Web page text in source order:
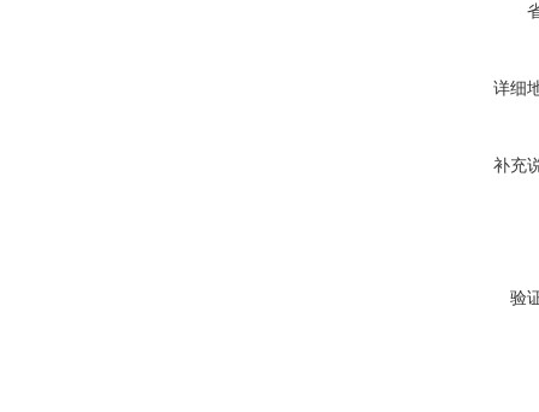
详细
补充
验